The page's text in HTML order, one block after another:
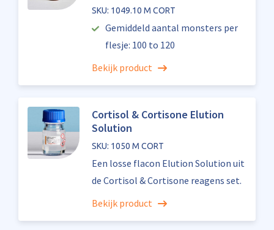
SKU: 1049.10 M CORT
Gemiddeld aantal monsters per
flesje: 100 to 120
Bekijk product
Cortisol & Cortisone Elution
Solution
SKU: 1050 M CORT
Een losse flacon Elution Solution uit
de Cortisol & Cortisone reagens set.
Bekijk product